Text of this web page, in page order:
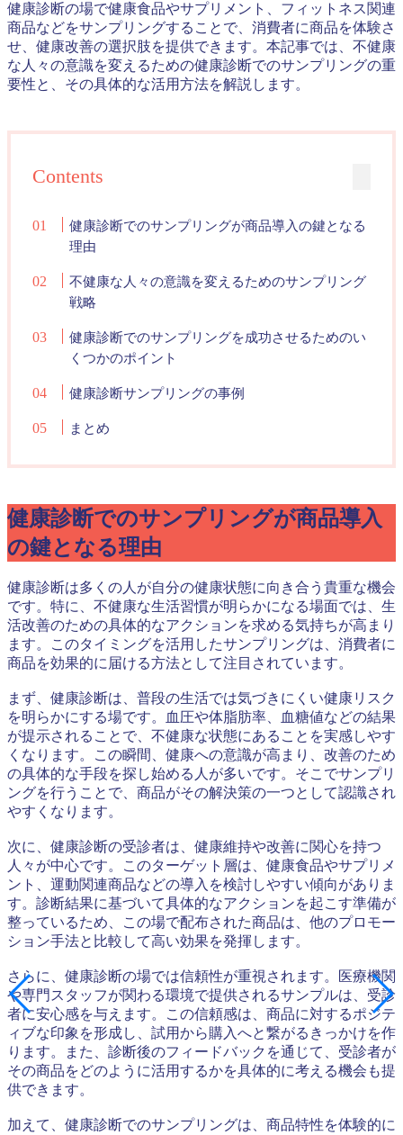
健康診断の場で健康食品やサプリメント、フィットネス関連
商品などをサンプリングすることで、消費者に商品を体験さ
せ、健康改善の選択肢を提供できます。本記事では、不健康
な人々の意識を変えるための健康診断でのサンプリングの重
要性と、その具体的な活用方法を解説します。
Contents
健康診断でのサンプリングが商品導入の鍵となる
理由
不健康な人々の意識を変えるためのサンプリング
戦略
健康診断でのサンプリングを成功させるためのい
くつかのポイント
健康診断サンプリングの事例
まとめ
健康診断でのサンプリングが商品導入
の鍵となる理由
健康診断は多くの人が自分の健康状態に向き合う貴重な機会
です。特に、不健康な生活習慣が明らかになる場面では、生
活改善のための具体的なアクションを求める気持ちが高まり
ます。このタイミングを活用したサンプリングは、消費者に
商品を効果的に届ける方法として注目されています。
まず、健康診断は、普段の生活では気づきにくい健康リスク
を明らかにする場です。血圧や体脂肪率、血糖値などの結果
が提示されることで、不健康な状態にあることを実感しやす
くなります。この瞬間、健康への意識が高まり、改善のため
の具体的な手段を探し始める人が多いです。そこでサンプリ
ングを行うことで、商品がその解決策の一つとして認識され
やすくなります。
次に、健康診断の受診者は、健康維持や改善に関心を持つ
人々が中心です。このターゲット層は、健康食品やサプリメ
ント、運動関連商品などの導入を検討しやすい傾向がありま
す。診断結果に基づいて具体的なアクションを起こす準備が
整っているため、この場で配布された商品は、他のプロモー
ション手法と比較して高い効果を発揮します。
さらに、健康診断の場では信頼性が重視されます。医療機関
や専門スタッフが関わる環境で提供されるサンプルは、受診
者に安心感を与えます。この信頼感は、商品に対するポジテ
ィブな印象を形成し、試用から購入へと繋がるきっかけを作
ります。また、診断後のフィードバックを通じて、受診者が
その商品をどのように活用するかを具体的に考える機会も提
供できます。
加えて、健康診断でのサンプリングは、商品特性を体験的に